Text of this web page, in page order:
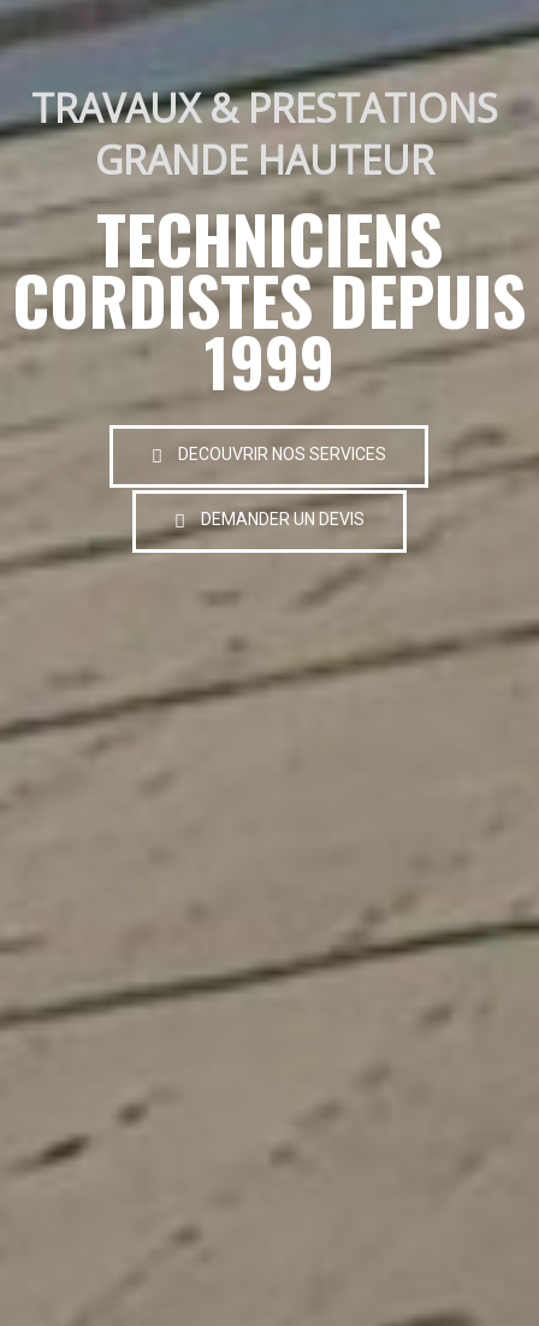
TRAVAUX & PRESTATIONS
GRANDE HAUTEUR
TECHNICIENS
CORDISTES DEPUIS
1999
DECOUVRIR NOS SERVICES
DEMANDER UN DEVIS